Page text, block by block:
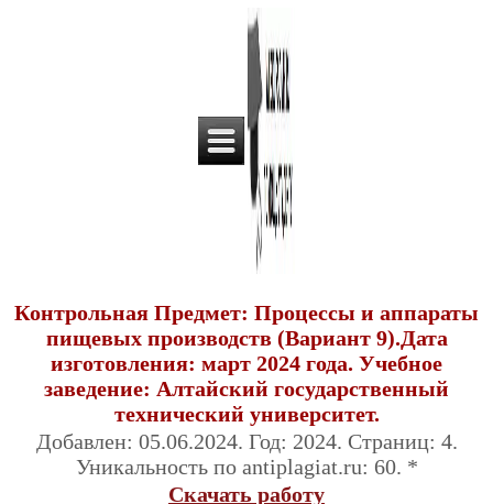
Контрольная Предмет: Процессы и аппараты
пищевых производств (Вариант 9).Дата
изготовления: март 2024 года. Учебное
заведение: Алтайский государственный
технический университет.
Добавлен: 05.06.2024. Год: 2024. Страниц: 4.
Уникальность по antiplagiat.ru: 60. *
Скачать работу